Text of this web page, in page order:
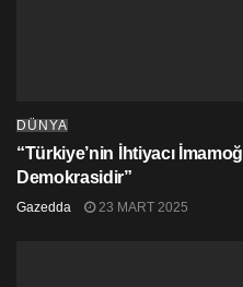
DÜNYA
“Türkiye’nin İhtiyacı
Demokrasidir”
Gazedda 23 MART 2025